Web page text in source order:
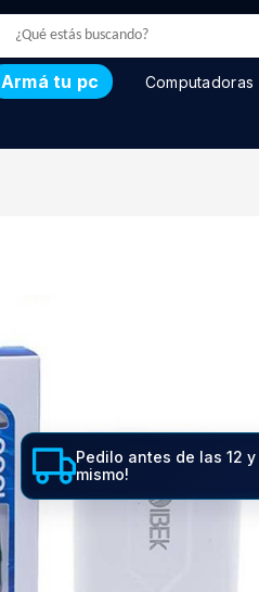
Armá tu pc Computadoras
Pedilo antes de las 12
mismo!